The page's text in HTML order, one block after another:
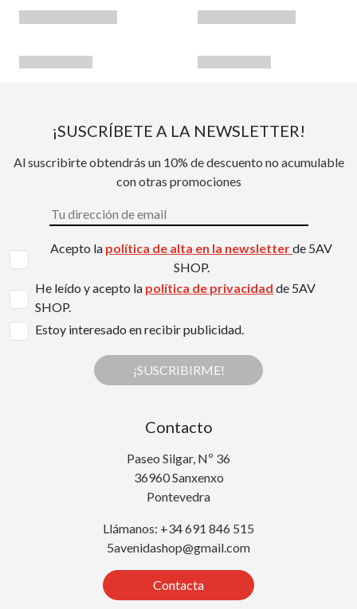
¡SUSCRÍBETE A LA NEWSLETTER!
Al suscribirte obtendrás un 10% de descuento no acumulable
con otras promociones
Acepto la política de alta en la newsletterde 5AV
SHOP.
He leído y acepto la política de privacidad de 5AV
SHOP.
Estoy interesado en recibir publicidad.
¡SUSCRIBIRME!
Contacto
Paseo Silgar, Nº 36
36960 Sanxenxo
Pontevedra
Llámanos: +34 691 846 515
5avenidashop@gmail.com
Contacta